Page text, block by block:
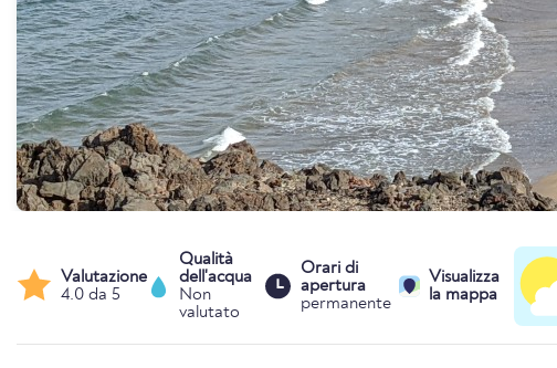
Valutazione
4.0 da 5
Qualità
dell'acqua
Non
valutato
Orari di
apertura
permanente
Visualizza
la mappa